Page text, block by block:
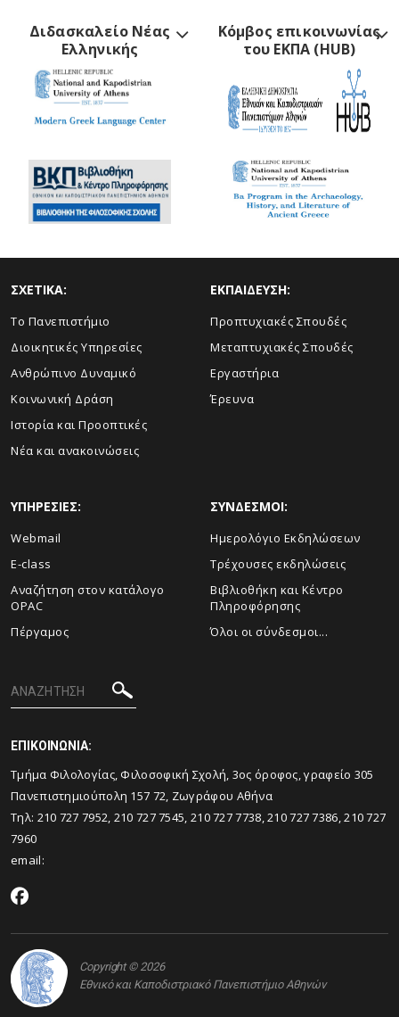
Διδασκαλείο Νέας
Ελληνικής
Κόμβος επικοινωνίας
του ΕΚΠΑ (HUB)
ΣΧΕΤΙΚΑ:
Το Πανεπιστήμιο
Διοικητικές Υπηρεσίες
Ανθρώπινο Δυναμικό
Κοινωνική Δράση
Ιστορία και Προοπτικές
Νέα και ανακοινώσεις
ΕΚΠΑΙΔΕΥΣΗ:
Προπτυχιακές Σπουδές
Μεταπτυχιακές Σπουδές
Εργαστήρια
Έρευνα
ΥΠΗΡΕΣΙΕΣ:
Webmail
E-class
Αναζήτηση στον κατάλογο
OPAC
Πέργαμος
ΣΥΝΔΕΣΜΟΙ:
Ημερολόγιο Εκδηλώσεων
Τρέχουσες εκδηλώσεις
Βιβλιοθήκη και Κέντρο
Πληροφόρησης
Όλοι οι σύνδεσμοι...
ΕΠΙΚΟΙΝΩΝΙΑ:
Tμήμα Φιλολογίας, Φιλοσοφική Σχολή, 3ος όροφος, γραφείο 305
Πανεπιστημιούπολη 157 72, Ζωγράφου Αθήνα
Τηλ: 210 727 7952, 210 727 7545, 210 727 7738, 210 727 7386, 210 727
7960
email:
Copyright © 2026
Εθνικό και Καποδιστριακό Πανεπιστήμιο Αθηνών